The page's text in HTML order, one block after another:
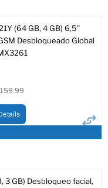
(64 GB, 4 GB) 6,5"
Desbloqueado Global
3 GB) Desbloqueo facial,